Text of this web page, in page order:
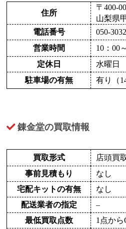
住所
〒400-
山梨県
電話番号
050-
営業時間
10：00
定休日
水曜日
駐車場の有無
有り（
錬金堂の買取情報
買取形式
店頭買
事前見積もり
なし
宅配キットの有無
なし
配送業者の指定
–
最低買取点数
1点から